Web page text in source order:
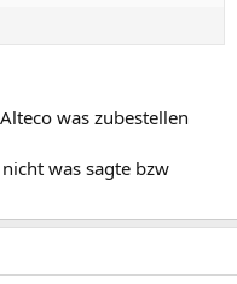
was zubestellen
was sagte bzw